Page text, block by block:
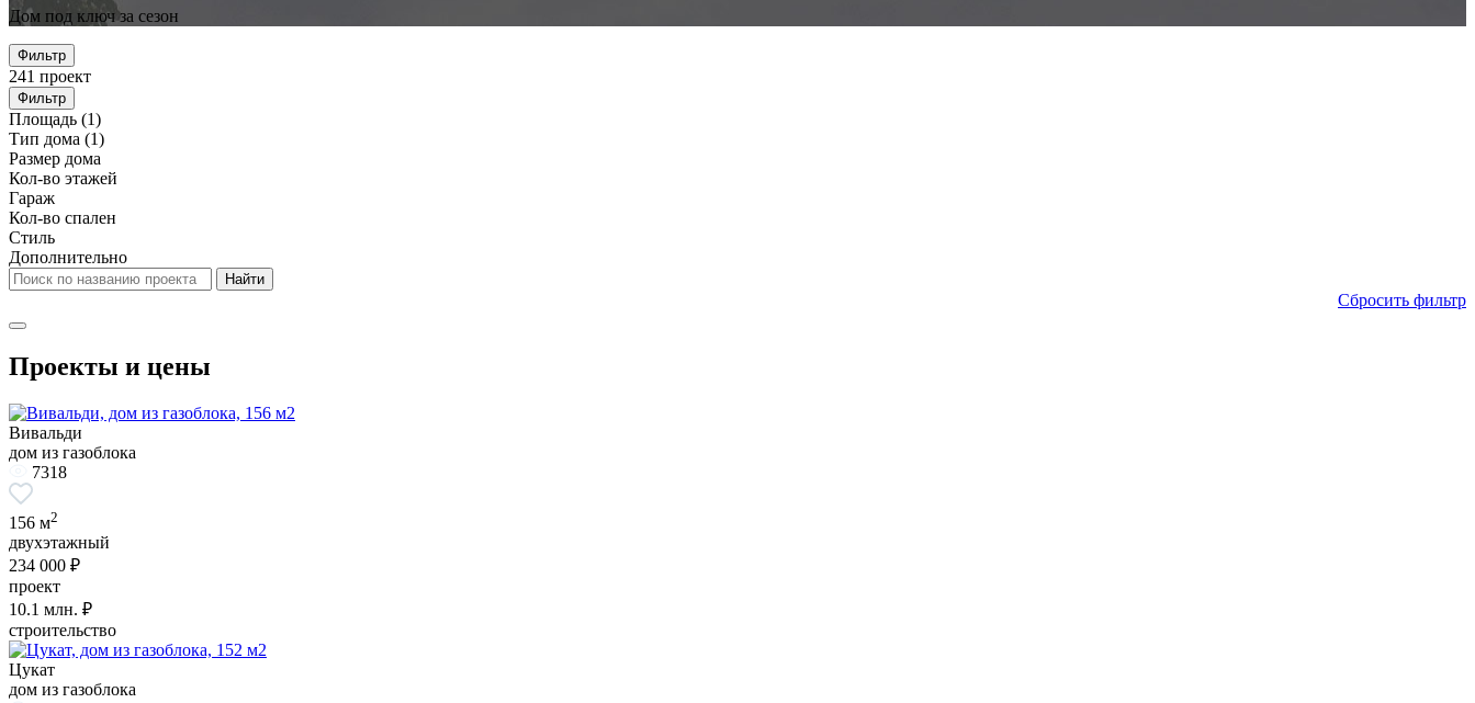
Дом под ключ за сезон
Фильтр
241 проект
Фильтр
Площадь (1)
Тип дома (1)
Размер дома
Кол-во этажей
Гараж
Кол-во спален
Стиль
Дополнительно
Сбросить фильтр
Проекты и цены
Вивальди
дом из газоблока
7318
156 м2
двухэтажный
234 000 ₽
проект
10.1 млн. ₽
строительство
Цукат
дом из газоблока